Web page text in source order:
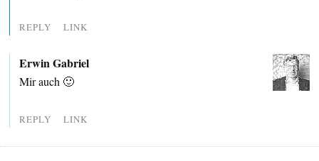
REPLY LINK
Erwin Gabriel
Mir auch 🙂
REPLY LINK